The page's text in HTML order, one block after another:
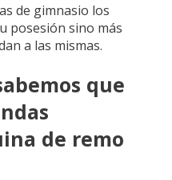
de gimnasio los
posesión sino más
a las mismas.
que
de remo